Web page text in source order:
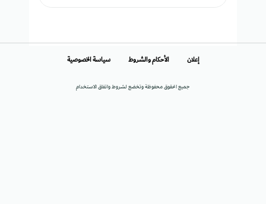
جميع الحقوق محفوظة وتخضع لشروط واتفاق الاستخدام
إعلان الأحكام والشروط سياسة الخصوصية